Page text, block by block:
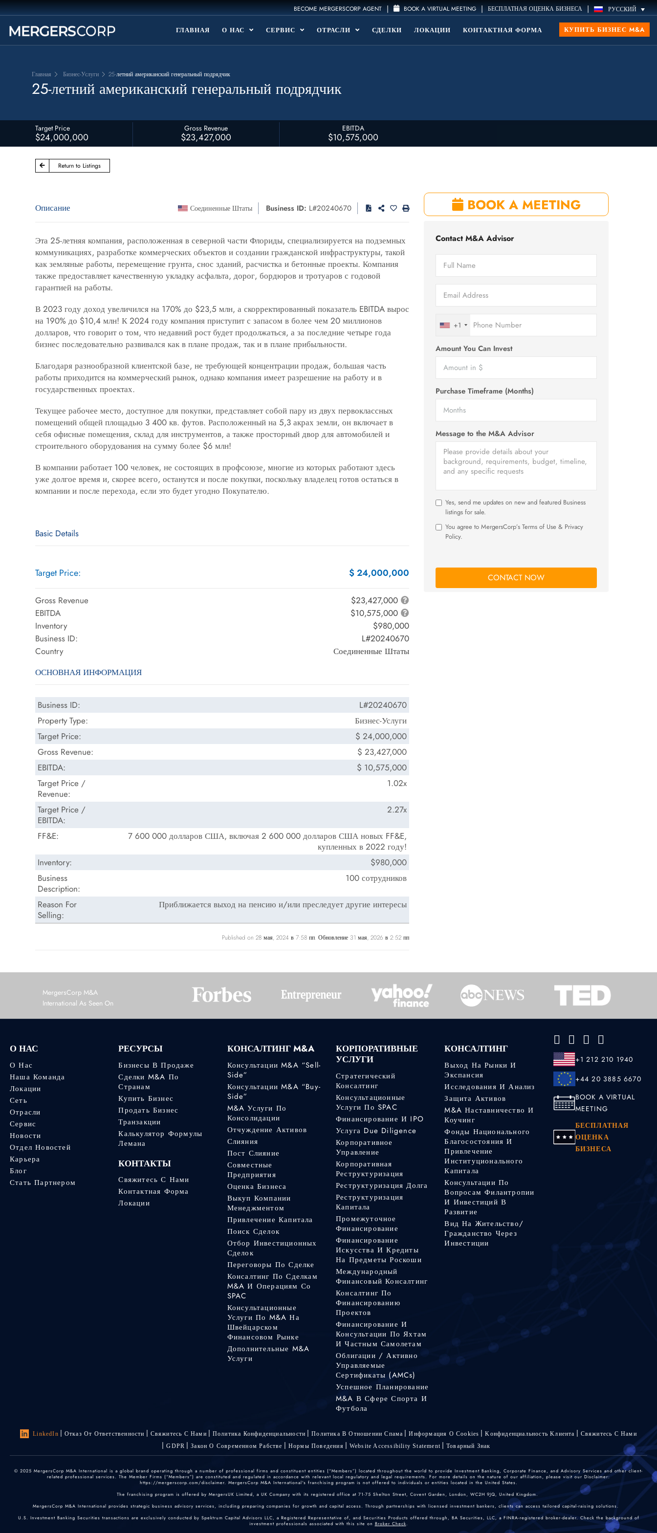
BECOME MERGERSCORP AGENT | BOOK A VIRTUAL MEETING | БЕСПЛАТНАЯ ОЦЕНКА БИЗНЕСА | РУССКИЙ
ГЛАВНАЯ О НАС СЕРВИС ОТРАСЛИ СДЕЛКИ ЛОКАЦИИ КОНТАКТНАЯ ФОРМА КУПИТЬ БИЗНЕС M&A
Главная Бизнес-Услуги 25-летний американский генеральный подрядчик
25-летний американский генеральный подрядчик
Target Price
$24,000,000
Gross Revenue
$23,427,000
EBITDA
$10,575,000
Return to Listings
Описание Соединенные Штаты Business ID: L#20240670
Эта 25-летняя компания, расположенная в северной части Флориды, специализируется на подземных
коммуникациях, разработке коммерческих объектов и создании гражданской инфраструктуры, такой
как земляные работы, перемещение грунта, снос зданий, расчистка и бетонные проекты. Компания
также предоставляет качественную укладку асфальта, дорог, бордюров и тротуаров с годовой
гарантией на работы.
В 2023 году доход увеличился на 170% до $23,5 млн, а скорректированный показатель EBITDA вырос
на 190% до $10,4 млн! К 2024 году компания приступит с запасом в более чем 20 миллионов
долларов, что говорит о том, что недавний рост будет продолжаться, а за последние четыре года
бизнес последовательно развивался как в плане продаж, так и в плане прибыльности.
Благодаря разнообразной клиентской базе, не требующей концентрации продаж, большая часть
работы приходится на коммерческий рынок, однако компания имеет разрешение на работу и в
государственных проектах.
Текущее рабочее место, доступное для покупки, представляет собой пару из двух первоклассных
помещений общей площадью 3 400 кв. футов. Расположенный на 5,3 акрах земли, он включает в
себя офисные помещения, склад для инструментов, а также просторный двор для автомобилей и
строительного оборудования на сумму более $6 млн!
В компании работает 100 человек, не состоящих в профсоюзе, многие из которых работают здесь
уже долгое время и, скорее всего, останутся и после покупки, поскольку владелец готов остаться в
компании и после перехода, если это будет угодно Покупателю.
Basic Details
Target Price: $ 24,000,000
Gross Revenue
$23,427,000
EBITDA
$10,575,000
Inventory
$980,000
Business ID:
L#20240670
Country
Соединенные Штаты
ОСНОВНАЯ ИНФОРМАЦИЯ
Business ID:
L#20240670
Property Type:
Бизнес-Услуги
Target Price:
$ 24,000,000
Gross Revenue:
$ 23,427,000
EBITDA:
$ 10,575,000
Target Price /
Revenue:
1.02x
Target Price /
EBITDA:
2.27x
FF&E:
7 600 000 долларов США, включая 2 600 000 долларов США новых FF&E,
купленных в 2022 году!
Inventory:
$980,000
Business
Description:
100 сотрудников
Reason For
Selling:
Приближается выход на пенсию и/или преследует другие интересы
Published on 28 мая, 2024 в 7:58 пп. Обновление 31 мая, 2026 в 2:52 пп
BOOK A MEETING
Contact M&A Advisor
+1
Amount You Can Invest
Purchase Timeframe (Months)
Message to the M&A Advisor
Yes, send me updates on new and featured Business
listings for sale.
You agree to MergersCorp’s Terms of Use & Privacy
Policy.
MergersCorp M&A
International As Seen On
О НАС
О Нас
Наша Команда
Локации
Сеть
Отрасли
Сервис
Новости
Отдел Новостей
Карьера
Блог
Стать Партнером
РЕСУРСЫ
Бизнесы В Продаже
Сделки M&A По
Странам
Купить Бизнес
Продать Бизнес
Транзакции
Калькулятор Формулы
Лемана
КОНТАКТЫ
Свяжитесь С Нами
Контактная Форма
Локации
КОНСАЛТИНГ M&A
Консультации M&A “Sell-
Side”
Консультации M&A “Buy-
Side”
M&A Услуги По
Консолидации
Отчуждение Активов
Слияния
Пост Слияние
Совместные
Предприятия
Оценка Бизнеса
Выкуп Компании
Менеджментом
Привлечение Капитала
Поиск Сделок
Отбор Инвестиционных
Сделок
Переговоры По Сделке
Консалтинг По Сделкам
M&A И Операциям Со
SPAC
Консультационные
Услуги По M&A На
Швейцарском
Финансовом Рынке
Дополнительные M&A
Услуги
КОРПОРАТИВНЫЕ
УСЛУГИ
Стратегический
Консалтинг
Консультационные
Услуги По SPAC
Финансирование И IPO
Услуга Due Diligence
Корпоративное
Управление
Корпоративная
Реструктуризация
Реструктуризация Долга
Реструктуризация
Капитала
Промежуточное
Финансирование
Финансирование
Искусства И Кредиты
На Предметы Роскоши
Международный
Финансовый Консалтинг
Консалтинг По
Финансированию
Проектов
Финансирование И
Консультации По Яхтам
И Частным Самолетам
Облигации / Активно
Управляемые
Сертификаты (AMCs)
Успешное Планирование
M&A В Сфере Спорта И
Футбола
КОНСАЛТИНГ
Выход На Рынки И
Экспансия
Исследования И Анализ
Защита Активов
M&A Наставничество И
Коучинг
Фонды Национального
Благосостояния И
Привлечение
Институционального
Капитала
Консультации По
Вопросам Филантропии
И Инвестиций В
Развитие
Вид На Жительство/
Гражданство Через
Инвестиции
+1 212 210 1940
+44 20 3885 6670
BOOK A VIRTUAL
MEETING
БЕСПЛАТНАЯ
ОЦЕНКА
БИЗНЕСА
LinkedIn Отказ От Ответственности Свяжитесь С Нами Политика Конфиденциальности Политика В Отношении Спама Информация О Cookies Kонфиденциальность Kлиента
Свяжитесь С Нами
GDPR
Закон О Современном Рабстве Нормы Поведения Website Accessibility Statement Товарный Знак
© 2025 MergersCorp M&A International is a global brand operating through a number of professional firms and constituent entities (“Members”) located throughout the world to provide Investment Banking, Corporate Finance, and Advisory Services and other client-
related professional services. The Member Firms (“Members”) are constituted and regulated in accordance with relevant local regulatory and legal requirements. For more details on the nature of our affiliation, please visit our Disclaimer:
https://mergerscorp.com/disclaimer. MergersCorp M&A International's franchising program is not offered to individuals or entities located in the United States.
The franchising program is offered by MergersUK Limited, a UK Company with its registered office at 71-75 Shelton Street, Covent Garden, London, WC2H 9JQ, United Kingdom.
MergersCorp M&A International provides strategic business advisory services, including preparing companies for growth and capital access. Through partnerships with licensed investment bankers, clients can access tailored capital-raising solutions.
U.S. Investment Banking Securities transactions are exclusively conducted by Spektrum Capital Advisors LLC, a Registered Representative of, and Securities Products offered through, BA Securities, LLC, a FINRA-registered broker-dealer. Check the background of
investment professionals associated with this site on Broker Check.